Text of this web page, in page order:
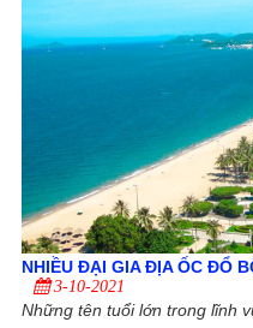
NHIỀU ĐẠI GIA ĐỊA ỐC ĐỔ
3-10-2021
Những tên tuổi lớn trong lĩnh